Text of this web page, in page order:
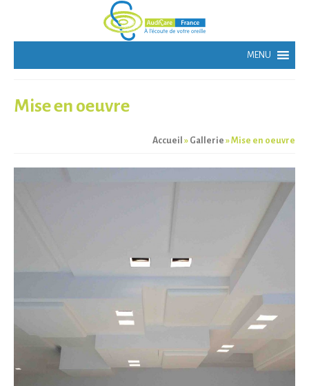
Mise en oeuvre
Accueil » Gallerie »Mise en oeuvre